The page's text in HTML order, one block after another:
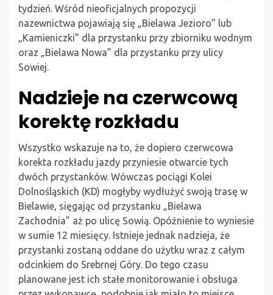
tydzień. Wśród nieoficjalnych propozycji
nazewnictwa pojawiają się „Bielawa Jezioro” lub
„Kamieniczki” dla przystanku przy zbiorniku wodnym
oraz „Bielawa Nowa” dla przystanku przy ulicy
Sowiej.
Nadzieje na czerwcową
korektę rozkładu
Wszystko wskazuje na to, że dopiero czerwcowa
korekta rozkładu jazdy przyniesie otwarcie tych
dwóch przystanków. Wówczas pociągi Kolei
Dolnośląskich (KD) mogłyby wydłużyć swoją trasę w
Bielawie, sięgając od przystanku „Bielawa
Zachodnia” aż po ulicę Sowią. Opóźnienie to wyniesie
w sumie 12 miesięcy. Istnieje jednak nadzieja, że
przystanki zostaną oddane do użytku wraz z całym
odcinkiem do Srebrnej Góry. Do tego czasu
planowane jest ich stałe monitorowanie i obsługa